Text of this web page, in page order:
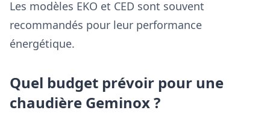
Les modèles EKO et CED sont souvent
recommandés pour leur performance
énergétique.
Quel budget prévoir pour une
chaudière Geminox ?